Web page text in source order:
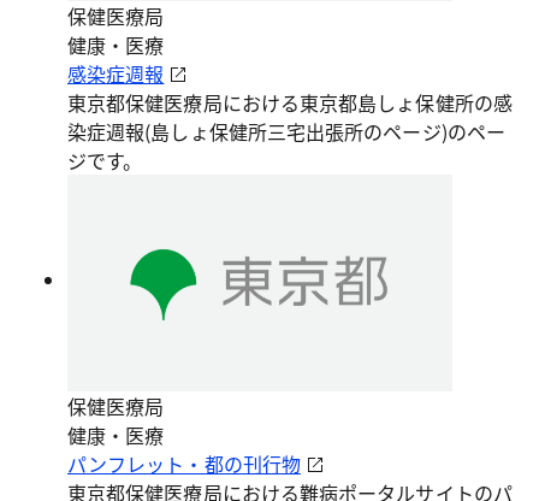
保健医療局
健康・医療
感染症週報
東京都保健医療局における東京都島しょ保健所の感
染症週報(島しょ保健所三宅出張所のページ)のペー
ジです。
保健医療局
健康・医療
パンフレット・都の刊行物
東京都保健医療局における難病ポータルサイトのパ